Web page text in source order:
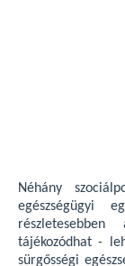
Néhány
egészségügyi
tájékozódhat -
sürgősségi